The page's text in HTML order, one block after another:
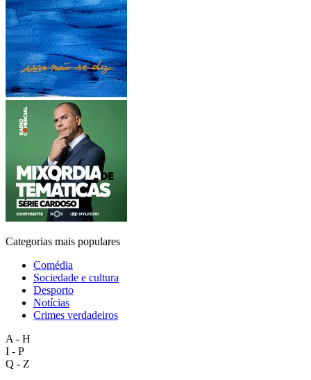
Categorias mais populares
Comédia
Sociedade e cultura
Desporto
Notícias
Crimes verdadeiros
A - H
I - P
Q - Z